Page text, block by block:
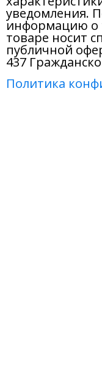
уведомления.
информацию о
товаре носит
публичной
437
Политика